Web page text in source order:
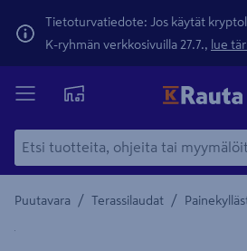
Tietoturvatiedote: Jos käytät
K-ryhmän verkkosivuilla 27.7., lue
Puutavara / Terassilaudat /
Yksityiskohtainen kuvaus löytyy